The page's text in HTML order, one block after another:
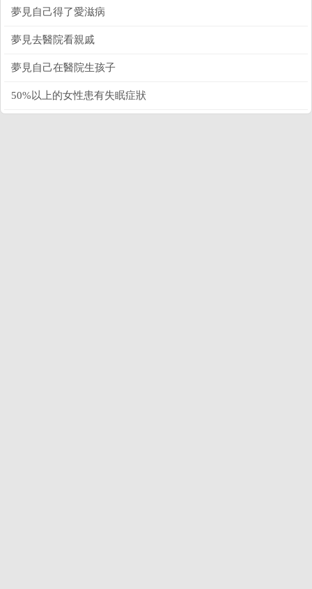
夢見自己得了愛滋病
夢見去醫院看親戚
夢見自己在醫院生孩子
50%以上的女性患有失眠症狀